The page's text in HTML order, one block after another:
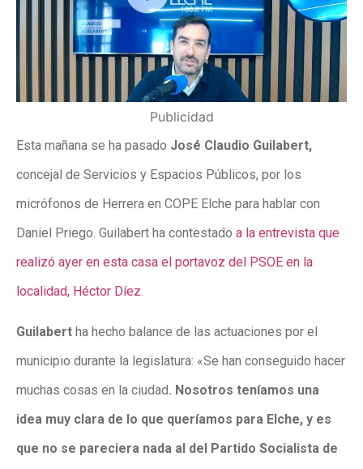
Publicidad
Esta mañana se ha pasado José Claudio Guilabert,
concejal de Servicios y Espacios Públicos, por los
micrófonos de Herrera en COPE Elche para hablar con
Daniel Priego. Guilabert ha contestado a la entrevista que
realizó ayer en esta casa el portavoz del PSOE en la
localidad, Héctor Díez.
Guilabert ha hecho balance de las actuaciones por el
municipio durante la legislatura: «Se han conseguido hacer
muchas cosas en la ciudad. Nosotros teníamos una
idea muy clara de lo que queríamos para Elche, y es
que no se pareciera nada al del Partido Socialista de